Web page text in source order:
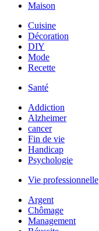
Maison
Cuisine
Décoration
DIY
Mode
Recette
Santé
Addiction
Alzheimer
cancer
Fin de vie
Handicap
Psychologie
Vie professionnelle
Argent
Chômage
Management